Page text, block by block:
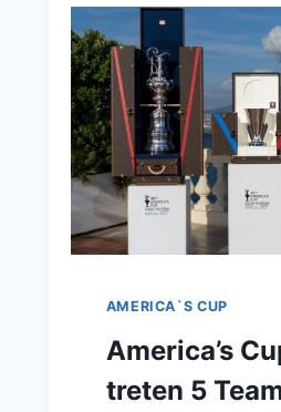
FLEET
AC75
AMERICA`S CUP
America’s
treten 5